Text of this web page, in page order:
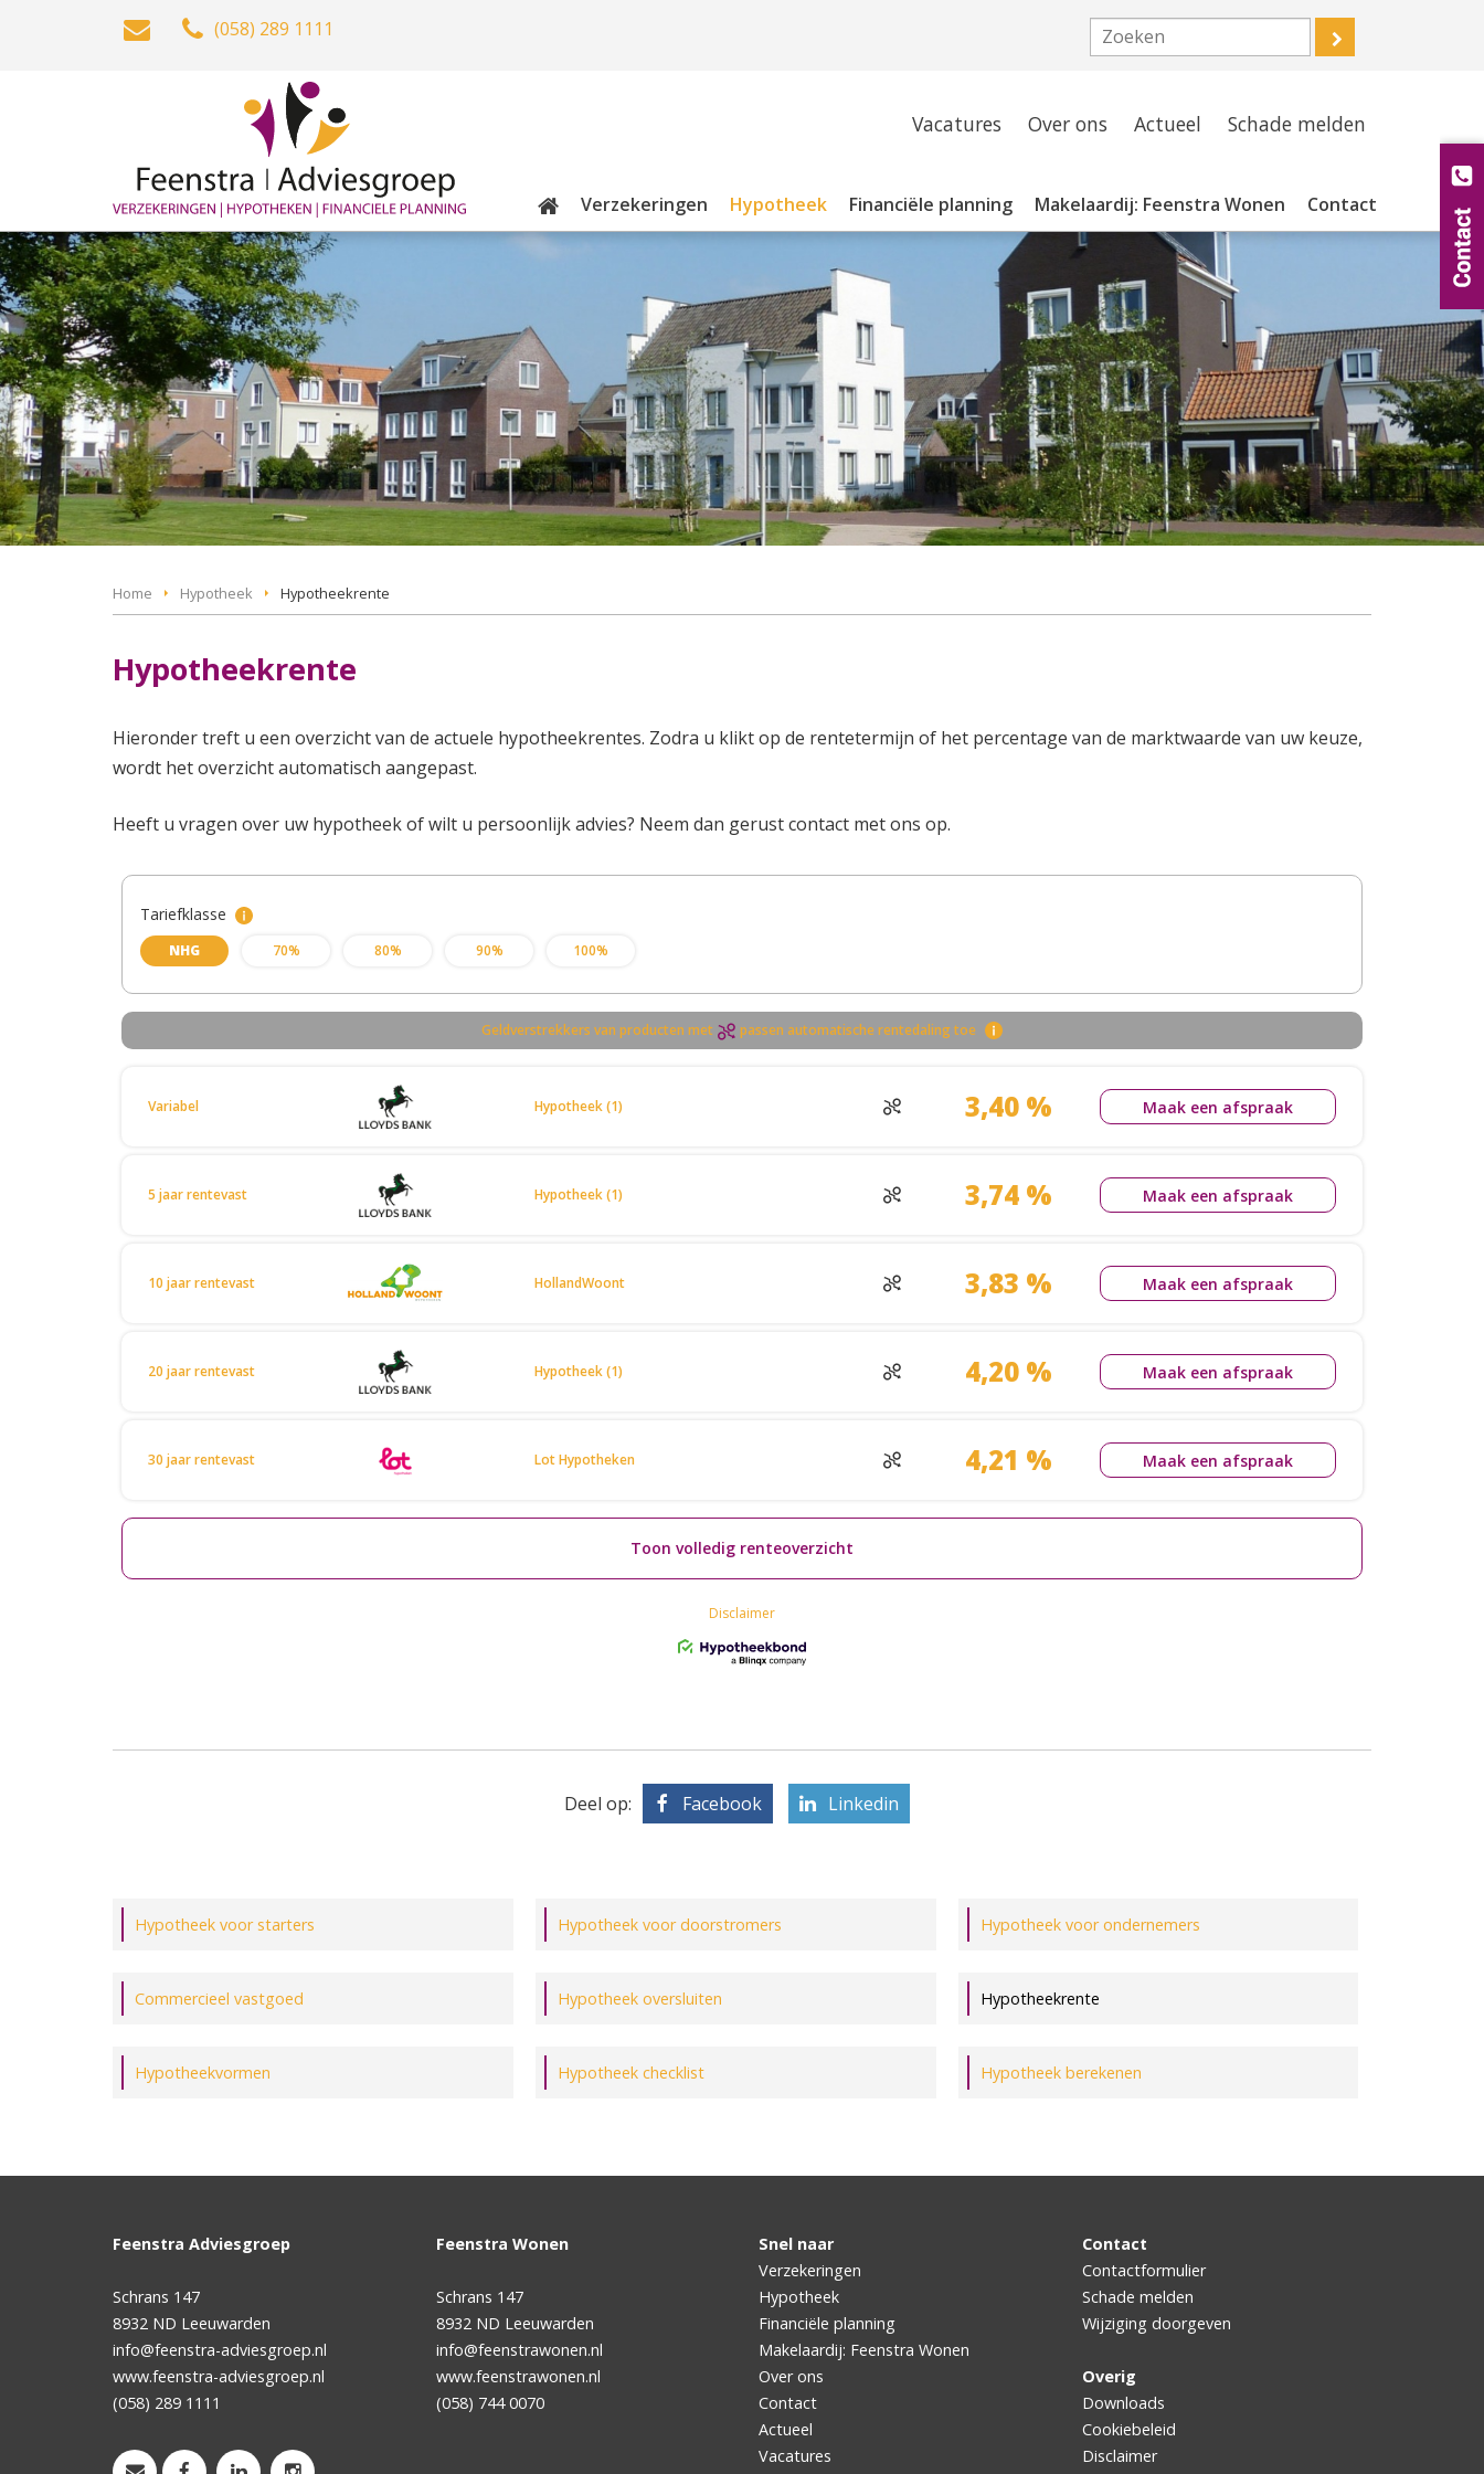
(058) 289 1111
Vacatures Over ons Actueel Schade melden
Verzekeringen Hypotheek Financiële planning Makelaardij: Feenstra Wonen Contact
Home Hypotheek Hypotheekrente
Hypotheekrente
Hieronder treft u een overzicht van de actuele hypotheekrentes. Zodra u klikt op de rentetermijn of het percentage van de marktwaarde van uw keuze,
wordt het overzicht automatisch aangepast.
Heeft u vragen over uw hypotheek of wilt u persoonlijk advies? Neem dan gerust contact met ons op.
Deel op: Facebook Linkedin
Hypotheek voor starters Hypotheek voor doorstromers Hypotheek voor ondernemers
Commercieel vastgoed Hypotheek oversluiten Hypotheekrente
Hypotheekvormen Hypotheek checklist Hypotheek berekenen
Feenstra Adviesgroep
Schrans 147
8932 ND Leeuwarden
info@feenstra-adviesgroep.nl
www.feenstra-adviesgroep.nl
(058) 289 1111
Feenstra Wonen
Schrans 147
8932 ND Leeuwarden
info@feenstrawonen.nl
www.feenstrawonen.nl
(058) 744 0070
Snel naar
Verzekeringen
Hypotheek
Financiële planning
Makelaardij: Feenstra Wonen
Over ons
Contact
Actueel
Vacatures
Contact
Contactformulier
Schade melden
Wijziging doorgeven
Overig
Downloads
Cookiebeleid
Disclaimer